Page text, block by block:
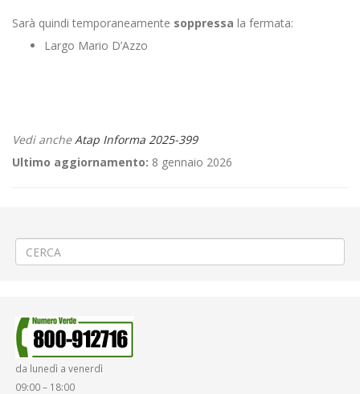
Sarà quindi temporaneamente soppressa la fermata:
Largo Mario D’Azzo
Vedi ancheAtap Informa 2025-399
Ultimo aggiornamento: 8 gennaio 2026
da lunedì a venerdì
09:00 – 18:00